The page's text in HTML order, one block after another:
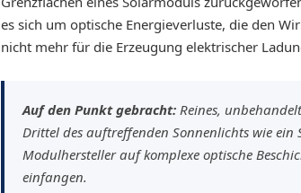
EQ3300
es sich um optische Energieverluste, die den
nicht mehr für die Erzeugung elektrischer
Auf den Punkt gebracht: Reines,
Drittel des auftreffenden Sonnenlichts wie ein
Modulhersteller auf komplexe optische
einfangen.